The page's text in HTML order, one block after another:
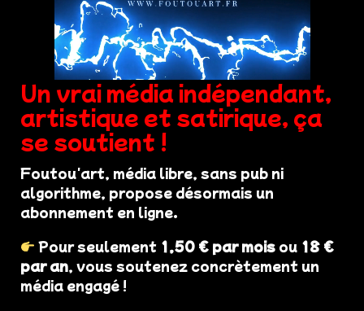
Un vrai média indépendant,
artistique et satirique, ça
se soutient !
Foutou'art, média libre, sans pub ni
algorithme, propose désormais un
abonnement en ligne.
Pour seulement 1,50 € par mois ou 18 €
par an, vous soutenez concrètement un
média engagé !